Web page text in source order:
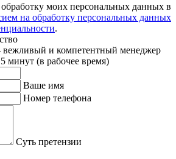
моих персональных данных в
на обработку персональных данных
.
вежливый и компетентный менеджер
минут (в рабочее время)
Ваше имя
Номер телефона
Суть претензии